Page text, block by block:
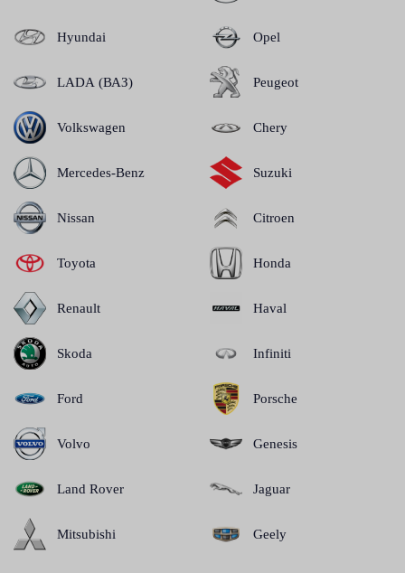
Hyundai
LADA (ВАЗ)
Volkswagen
Mercedes-Benz
Nissan
Toyota
Renault
Skoda
Ford
Volvo
Land Rover
Mitsubishi
Opel
Peugeot
Chery
Suzuki
Citroen
Honda
Haval
Infiniti
Porsche
Genesis
Jaguar
Geely